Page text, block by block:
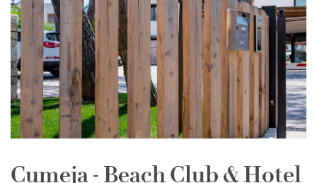
Cumeja - Beach Club & Hotel